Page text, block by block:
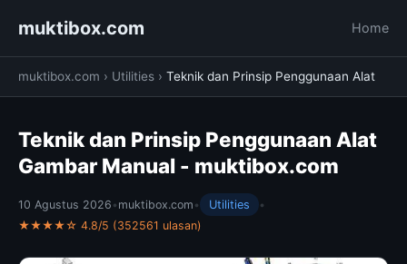
muktibox.com Home
muktibox.com › Utilities › Teknik dan Prinsip Penggunaan Alat
Teknik dan Prinsip Penggunaan Alat
Gambar Manual - muktibox.com
10 Agustus 2026 • muktibox.com • Utilities
•
★★★★☆ 4.8/5 (352561 ulasan)